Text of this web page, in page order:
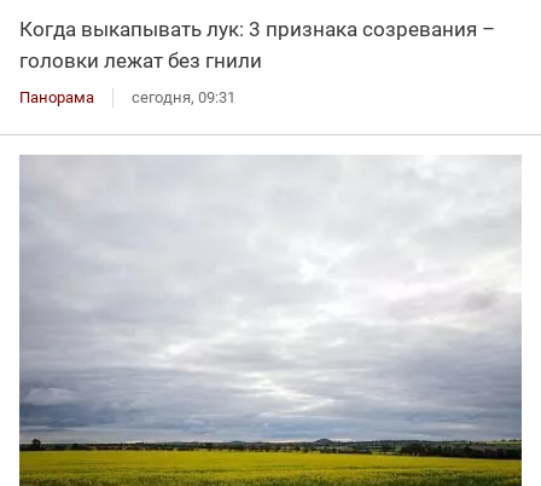
Когда выкапывать лук: 3 признака созревания –
головки лежат без гнили
Панорама сегодня, 09:31